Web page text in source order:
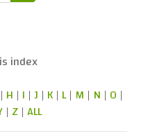
Search
index
| H | I | J | K | L| M | N | O |
| Z | ALL